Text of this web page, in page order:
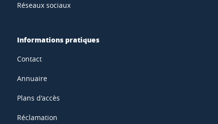
Réseaux sociaux
Informations pratiques
Contact
Annuaire
Plans d'accès
Réclamation